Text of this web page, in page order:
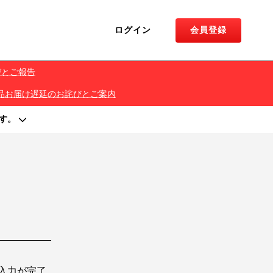
ログイン 会員登録
ご報告
届け遅延のお詫びとご案内
。
力が完了